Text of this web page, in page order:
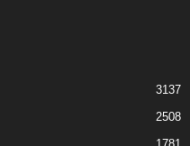
3137
2508